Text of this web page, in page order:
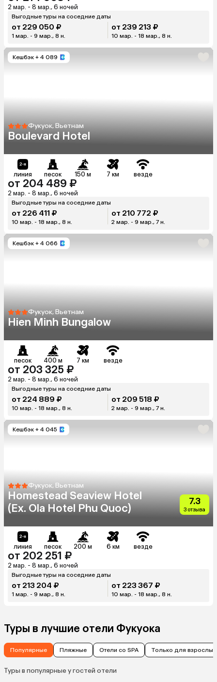
2 мар. - 8 мар., 6 ночей
Выгодные туры на соседние даты
от 229 050 ₽
1 мар. - 9 мар., 8 н.
от 239 213 ₽
10 мар. - 18 мар., 8 н.
Кешбэк + 4 089
Фукуок, Вьетнам
Boulevard Hotel
линия песок 150 м 7 км везде
от 204 489 ₽
2 мар. - 8 мар., 6 ночей
Выгодные туры на соседние даты
от 226 411 ₽
10 мар. - 18 мар., 8 н.
от 210 772 ₽
2 мар. - 9 мар., 7 н.
Кешбэк + 4 066
Фукуок, Вьетнам
Hien Minh Bungalow
песок 400 м 7 км везде
от 203 325 ₽
2 мар. - 8 мар., 6 ночей
Выгодные туры на соседние даты
от 224 889 ₽
10 мар. - 18 мар., 8 н.
от 209 518 ₽
2 мар. - 9 мар., 7 н.
Кешбэк + 4 045
Фукуок, Вьетнам
Homestead Seaview Hotel
(Ex. Ola Hotel Phu Quoc)
7.3
3 отзыва
линия песок 200 м 6 км везде
от 202 251 ₽
2 мар. - 8 мар., 6 ночей
Выгодные туры на соседние даты
от 213 204 ₽
1 мар. - 9 мар., 8 н.
от 223 367 ₽
10 мар. - 18 мар., 8 н.
Туры в лучшие отели Фукуока
Популярные Пляжные Отели со SPA Только для взрослых
Туры в популярные у гостей отели